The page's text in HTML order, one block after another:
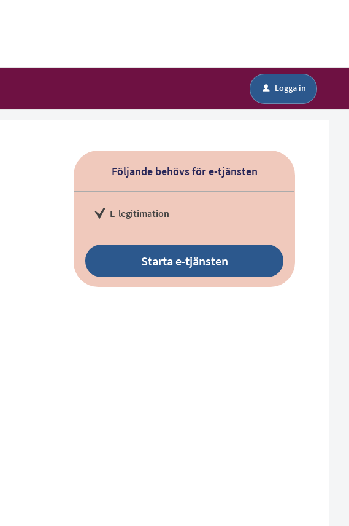
u Logga in
Följande behövs för e-tjänsten
E-legitimation
Starta e-tjänsten